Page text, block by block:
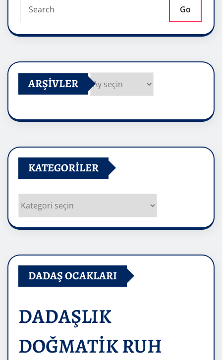
Go
ARŞIVLER
KATEGORILER
Kategoriler
DADAŞ OCAKLARI
DADAŞLIK
DOĞMATİK RUH